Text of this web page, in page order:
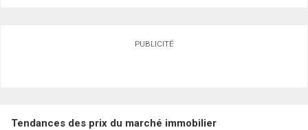
PUBLICITÉ
Tendances des prix du marché immobilier